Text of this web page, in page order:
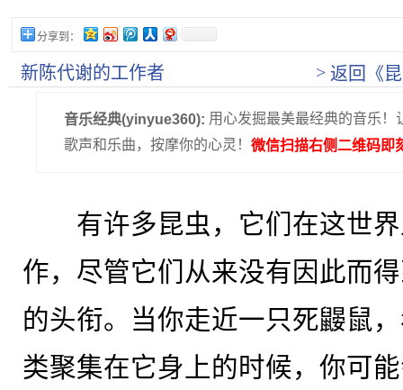
分享到：
新陈代谢的工作者 > 返回《
音乐经典(yinyue360): 用心发掘最美最经典的音乐！
歌声和乐曲，按摩你的心灵！ 微信扫描右侧二维码即
有许多昆虫，它们在这世界
作，尽管它们从来没有因此而
的头衔。当你走近一只死鼹鼠
类聚集在它身上的时候，你可